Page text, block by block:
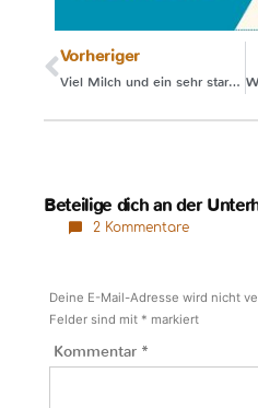
Vorheriger
Viel Milch und ein sehr starker Milchspendereflex
Beteilige dich an der
2 Kommentare
Deine E-Mail-Adresse wird nicht
Felder sind mit * markiert
Kommentar *